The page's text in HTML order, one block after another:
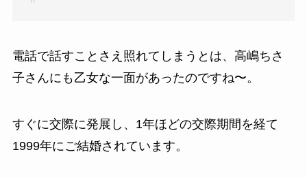
電話で話すことさえ照れてしまうとは、高嶋ちさ
子さんにも乙女な一面があったのですね〜。
すぐに交際に発展し、1年ほどの交際期間を経て
1999年にご結婚されています。